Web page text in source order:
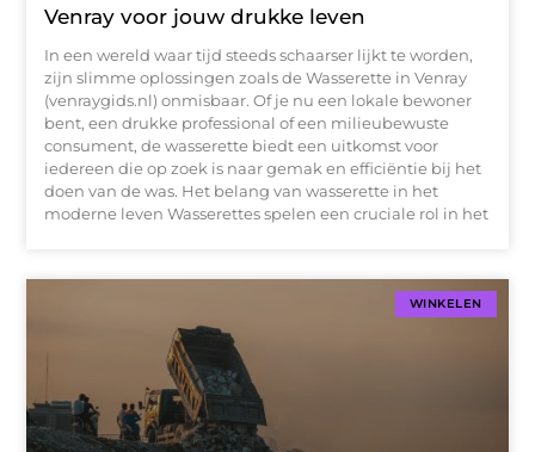
Venray voor jouw drukke leven
In een wereld waar tijd steeds schaarser lijkt te worden,
zijn slimme oplossingen zoals de Wasserette in Venray
(venraygids.nl) onmisbaar. Of je nu een lokale bewoner
bent, een drukke professional of een milieubewuste
consument, de wasserette biedt een uitkomst voor
iedereen die op zoek is naar gemak en efficiëntie bij het
doen van de was. Het belang van wasserette in het
moderne leven Wasserettes spelen een cruciale rol in het
WINKELEN